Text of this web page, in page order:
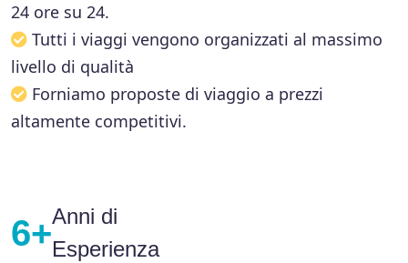
24 ore su 24.
Tutti i viaggi vengono organizzati al massimo
livello di qualità
Forniamo proposte di viaggio a prezzi
altamente competitivi.
6+Anni di
Esperienza